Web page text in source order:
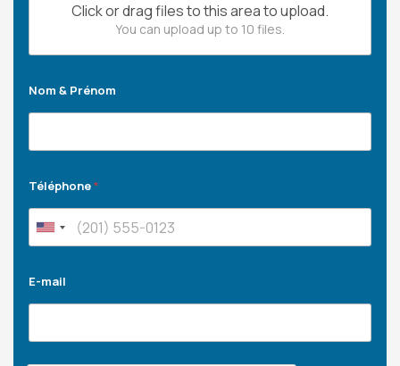
Click or drag files to this area to upload.
You can upload up to 10 files.
Nom & Prénom
Téléphone*
E-mail